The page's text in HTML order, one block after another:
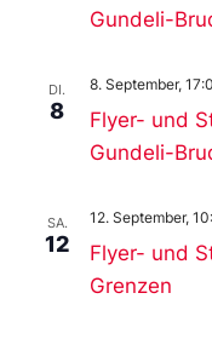
Gundeli-
DI.
8
Flyer- und
Gundeli-
8. September,
SA.
12
Flyer- und
Grenzen
12. September,